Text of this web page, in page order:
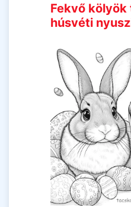
Fekvő kölyök
húsvéti